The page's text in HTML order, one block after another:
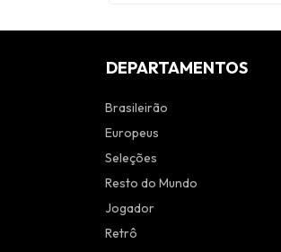
DEPARTAMENTOS
Brasileirão
Europeus
Seleções
Resto do Mundo
Jogador
Retrô